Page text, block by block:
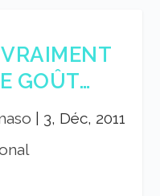
GOÛT…
3, Déc, 2011